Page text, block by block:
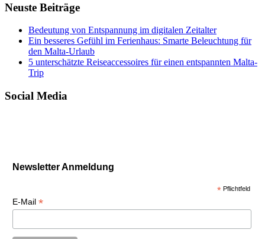
Neuste Beiträge
Bedeutung von Entspannung im digitalen Zeitalter
Ein besseres Gefühl im Ferienhaus: Smarte Beleuchtung für
den Malta-Urlaub
5 unterschätzte Reiseaccessoires für einen entspannten Malta-
Trip
Social Media
Newsletter Anmeldung
* Pflichtfeld
E-Mail *